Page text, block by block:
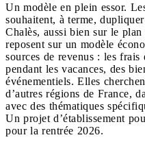
Un modèle en plein essor.
souhaitent, à terme,
Chalès, aussi bien sur le
reposent sur un modèle
sources de revenus : les
pendant les vacances, des
événementiels. Elles
d’autres régions de France,
avec des thématiques
Un projet d’établissement
pour la rentrée 2026.